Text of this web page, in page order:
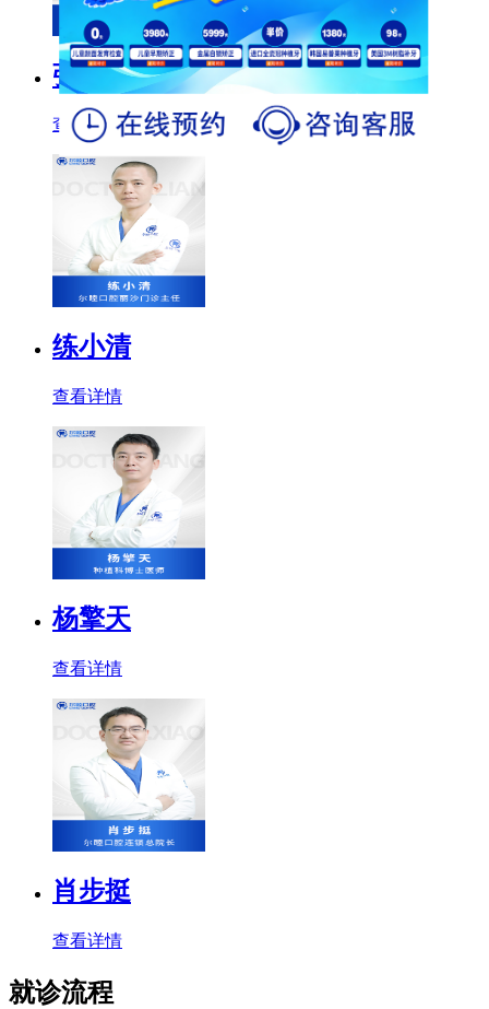
张玮
查看详情
练小清
查看详情
杨擎天
查看详情
肖步挺
查看详情
就诊流程